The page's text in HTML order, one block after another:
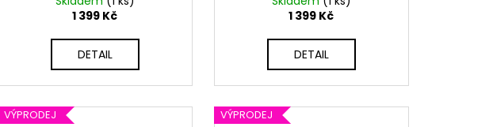
1 399 Kč
DETAIL
1 399 Kč
DETAIL
VÝPRODEJ VÝPRODEJ